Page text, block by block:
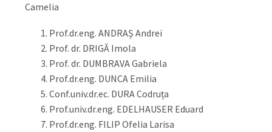
Camelia
Prof.dr.eng. ANDRAȘ Andrei
Prof. dr. DRIGĂ Imola
Prof. dr. DUMBRAVA Gabriela
Prof.dr.eng. DUNCA Emilia
Conf.univ.dr.ec. DURA Codruța
Prof.univ.dr.eng. EDELHAUSER Eduard
Prof.dr.eng. FILIP Ofelia Larisa